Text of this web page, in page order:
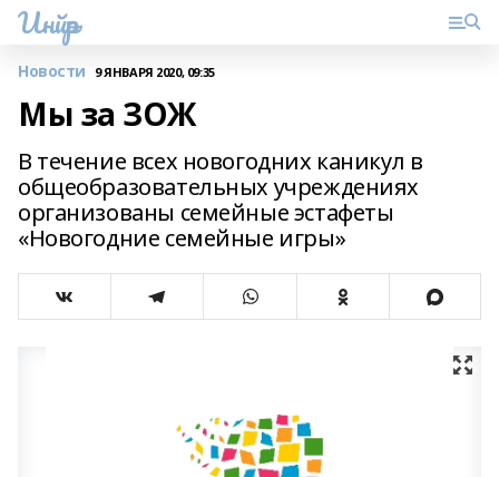
Инйәр
Новости 9 ЯНВАРЯ 2020, 09:35
Мы за ЗОЖ
В течение всех новогодних каникул в
общеобразовательных учреждениях
организованы семейные эстафеты
«Новогодние семейные игры»